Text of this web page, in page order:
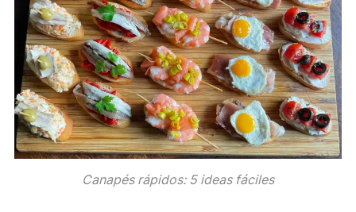
Canapés rápidos: 5 ideas fáciles